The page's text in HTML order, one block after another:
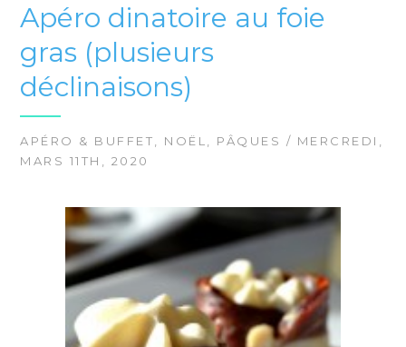
Apéro dinatoire au foie
gras (plusieurs
déclinaisons)
APÉRO & BUFFET NOËL PÂQUES / MERCREDI,
MARS 11TH, 2020